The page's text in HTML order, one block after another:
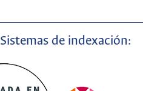
Sistemas de indexación: